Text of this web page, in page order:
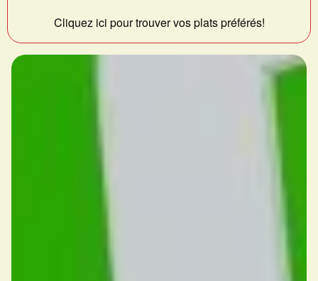
Cliquez ici pour trouver vos plats préférés!